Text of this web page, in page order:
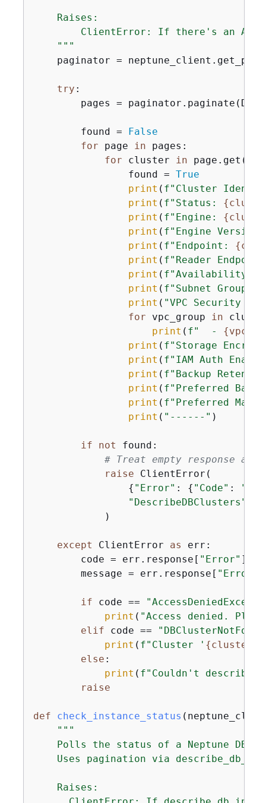
    Raises:
ClientError: If there's an AWS
    """
paginator =
try :
pages =
        found =
False
for page in pages:
for cluster in page.get(
                found =
True
print ( f"Cluster
print ( f"Status: {
print ( f"Engine: {
print ( f"Engine
print ( f"Endpoint: {
print ( f"Reader
print ( f"Availability
print ( f"Subnet Group:
print ( "VPC Security
for vpc_group in
print ( f"  - {
print ( f"Storage
print ( f"IAM Auth
print ( f"Backup
print ( f"Preferred
print ( f"Preferred
print ( "------" )
if not found:
# Treat empty response as
raise ClientError(
{ "Error" : { "Code" :
"DescribeDBClusters"
            )
except ClientError as err:
        code = err.response[
"Error" ][
        message = err.response[
"Error"
if code ==
print ( "Access denied.
elif code ==
print ( f"Cluster ' {
else :
print ( f"Couldn't describe
raise
def check_instance_status (
"""
Polls the status of a Neptune DB
Uses pagination via
    Raises: